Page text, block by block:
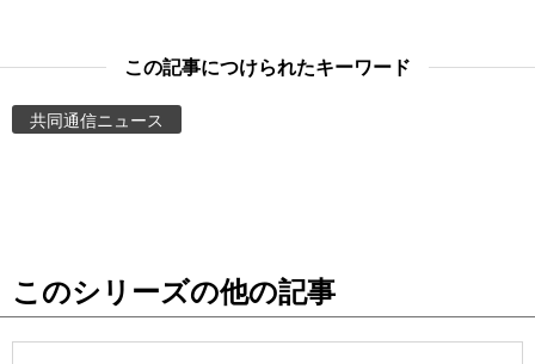
お知らせ
この記事につけられたキーワード
共同通信ニュース
このシリーズの他の記事